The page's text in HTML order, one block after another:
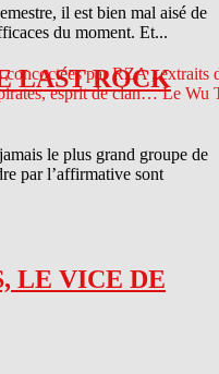
il est bien mal aisé de
du moment. Et...
LAST ROCK
le plus grand groupe de
par l’affirmative sont
LE VICE DE